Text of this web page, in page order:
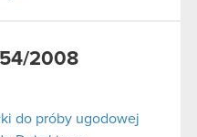
2008
do próby ugodowej